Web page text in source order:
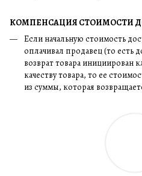
КОМПЕНСАЦИЯ СТОИМОСТИ
Если начальную стоимость
оплачивал продавец (то есть
возврат товара инициирован
качеству товара, то ее
из суммы, которая